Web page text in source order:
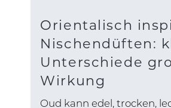
Orientalisch
Nischendüften:
Unterschiede
Wirkung
Oud kann edel, trocken,